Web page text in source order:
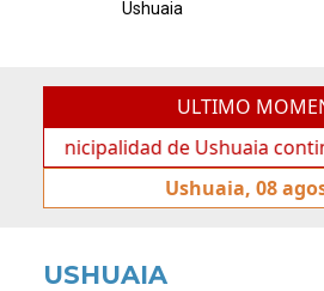
ULTIMO
de Ushuaia continúa
Ushuaia, 08
USHUAIA